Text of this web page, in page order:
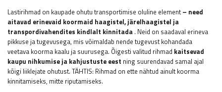
Lastirihmad on kaupade ohutu transportimise oluline element– ​​need
aitavad erinevaid koormaid haagistel, järelhaagistel ja
transpordivahendites kindlalt kinnitada . Neid on saadaval erineva
pikkuse ja tugevusega, mis võimaldab nende tugevust kohandada
veetava koorma kaalu ja suurusega. Õigesti valitud rihmad kaitsevad
kaupu nihkumise ja kahjustuste eest ning suurendavad samal ajal
kõigi liiklejate ohutust. TÄHTIS: Rihmad on ette nähtud ainult koorma
kinnitamiseks, mitte riputamiseks.